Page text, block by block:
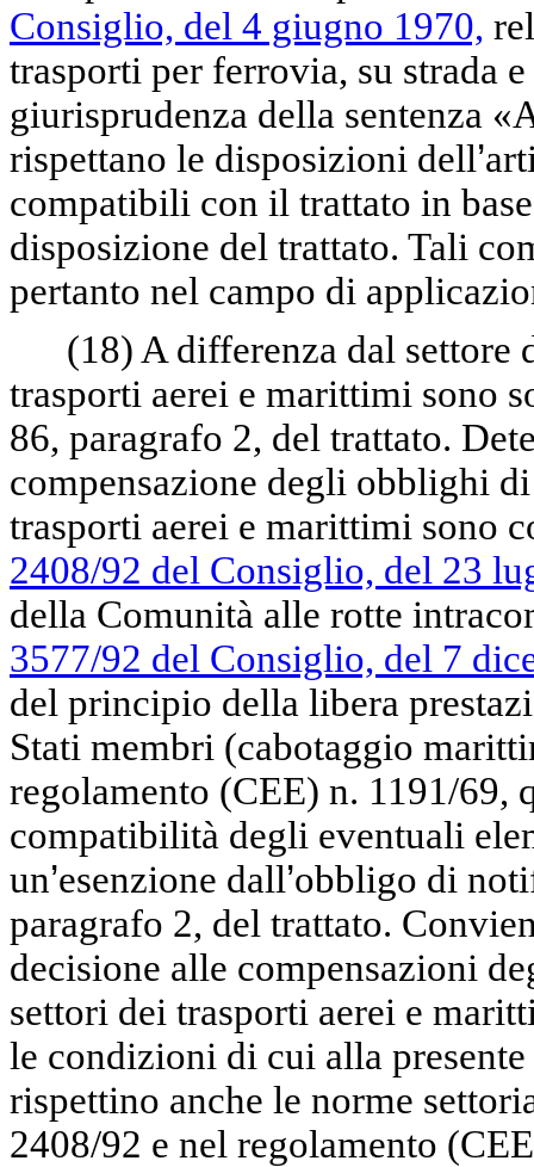
Consiglio, del 4 giugno 1970,
trasporti per ferrovia, su strada
giurisprudenza della sentenza
rispettano le disposizioni dell’
compatibili con il trattato in
disposizione del trattato. Tali
pertanto nel campo di
(18) A differenza dal settore
trasporti aerei e marittimi sono
86, paragrafo 2, del trattato.
compensazione degli obblighi
trasporti aerei e marittimi sono
2408/92 del Consiglio, del 23
della Comunità alle rotte
3577/92 del Consiglio, del 7
del principio della libera
Stati membri (cabotaggio
regolamento (CEE) n. 1191/69,
compatibilità degli eventuali
un’esenzione dall’obbligo di
paragrafo 2, del trattato.
decisione alle compensazioni
settori dei trasporti aerei e
le condizioni di cui alla
rispettino anche le norme
2408/92 e nel regolamento